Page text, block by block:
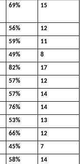
69% 15
56% 12
59% 11
49% 8
82% 17
57% 12
57% 14
76% 14
53% 13
66% 12
45% 7
58% 14